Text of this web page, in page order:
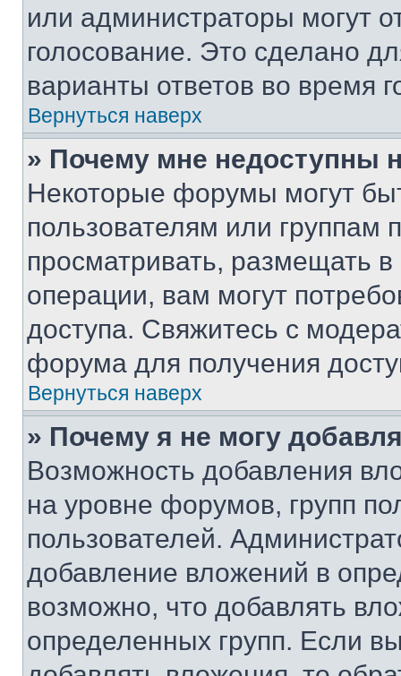
или администраторы могут
голосование. Это сделано
варианты ответов во время
Вернуться наверх
» Почему мне недоступны
Некоторые форумы могут
пользователям или группам
просматривать, размещать
операции, вам могут
доступа. Свяжитесь с
форума для получения
Вернуться наверх
» Почему я не могу
Возможность добавления
на уровне форумов, групп
пользователей.
добавление вложений в
возможно, что добавлять
определенных групп. Если